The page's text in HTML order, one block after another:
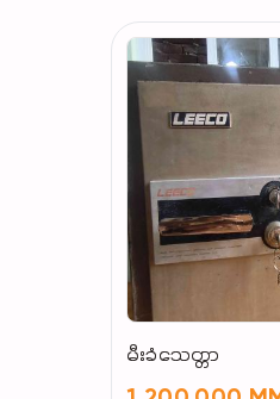
မီးခံသေတ္တာ